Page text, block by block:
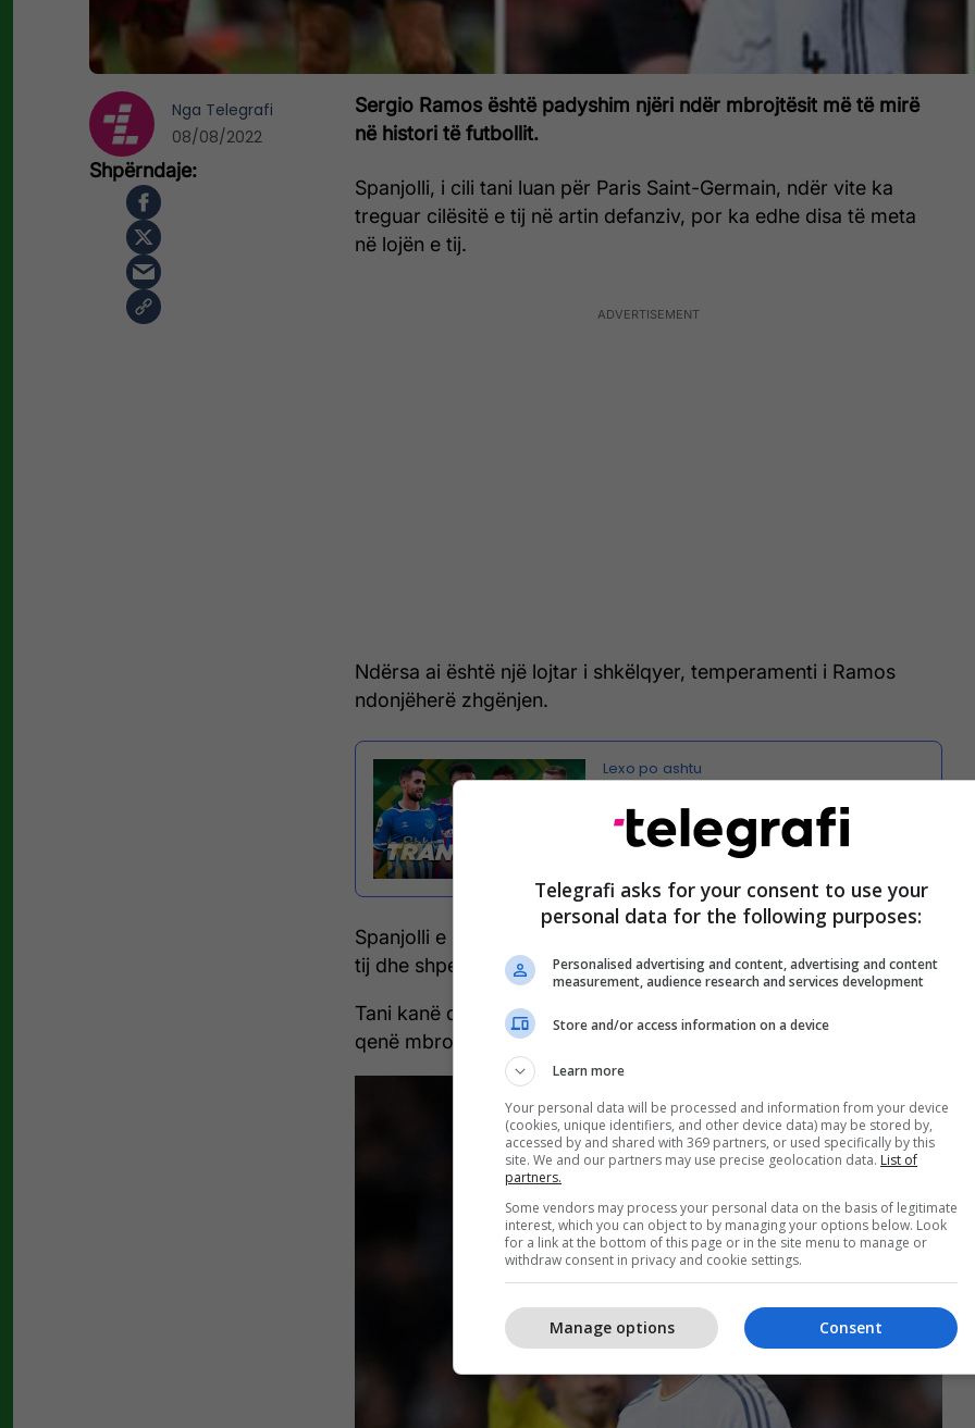
Sergio Ramos është padyshim njëri ndër mbrojtësit më të mirë
në histori të futbollit.
Spanjolli, i cili tani luan për Paris Saint-Germain, ndër vite ka
treguar cilësitë e tij në artin defanziv, por ka edhe disa të meta
në lojën e tij.
Ndërsa ai është një lojtar i shkëlqyer, temperamenti i Ramos
ndonjëherë zhgënjen.
Afati kalimtar veror 2022
Spanjolli e ka humbur atë në fushë shumë herë gjatë karrierës së
tij dhe shpesh e gjen veten në telashe me gjyqtarët.
Tani kanë dalë statistikat që tregojnë se sa i padisiplinuar ka
qenë mbrojtësi gjatë karrierës së tij.
Nga Telegrafi
08/08/2022
Telegrafi asks for your consent to use your
personal data for the following purposes:
Personalised advertising and content, advertising and content
measurement, audience research and services development
Store and/or access information on a device
Learn more
Your personal data will be processed and information from your device
(cookies, unique identifiers, and other device data) may be stored by,
accessed by and shared with 369 partners, or used specifically by this
site. We and our partners may use precise geolocation data. List of
partners.
Some vendors may process your personal data on the basis of legitimate
interest, which you can object to by managing your options below. Look
for a link at the bottom of this page or in the site menu to manage or
withdraw consent in privacy and cookie settings.
Consent
Manage options